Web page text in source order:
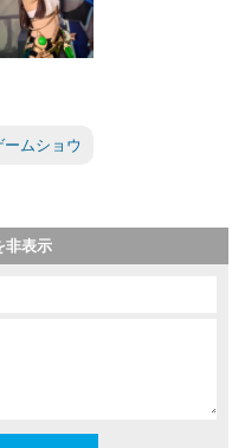
ームショウ
非表示